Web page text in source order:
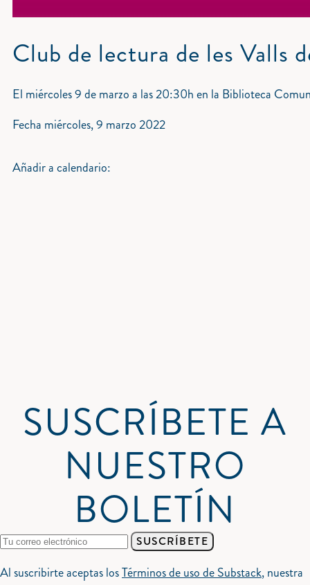
Club de lectura de les Valls
El miércoles 9 de marzo a las 20:30h en la Biblioteca
Fecha miércoles, 9 marzo 2022
Añadir a calendario:
SUSCRÍBETE A
NUESTRO
BOLETÍN
SUSCRÍBETE
Al suscribirte aceptas losTérminos de uso de Substack, nuestra